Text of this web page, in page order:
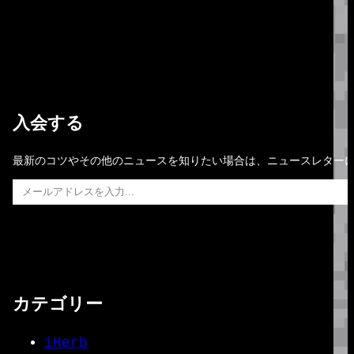
入会する
最新のコツやその他のニュースを知りたい場合は、ニュースレター
メールアドレスを入力…
カテゴリー
iHerb